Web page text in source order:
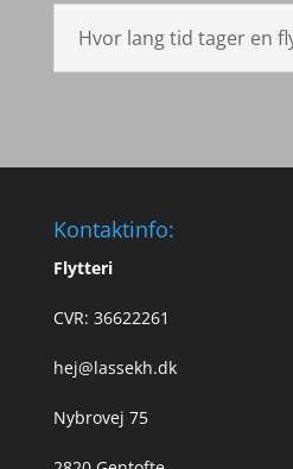
Hvor lang tid tager en
Kontaktinfo:
Flytteri
CVR: 36622261
hej@lassekh.dk
Nybrovej 75